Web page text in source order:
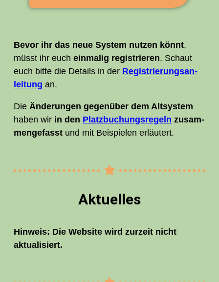
Bevor ihr das neue Sys­tem nut­zen könnt,
müsst ihr euch ein­ma­lig regis­trie­ren. Schaut
euch bit­te die Details in der Regis­trie­rungs­an­
lei­tung an.
Die Ände­run­gen gegen­über dem Alt­sys­tem
haben wir in den Platz­bu­chungs­re­geln zusam­
men­ge­fasst und mit Bei­spie­len erläutert.
Aktu­el­les
Hin­weis: Die Web­site wird zur­zeit nicht
aktualisiert.